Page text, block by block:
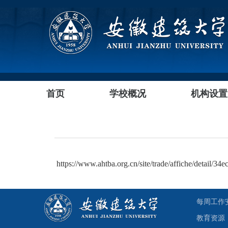
首页 学校概况 机构设置
https://www.ahtba.org.cn/site/trade/affiche/detail/
每周工作
教育资源